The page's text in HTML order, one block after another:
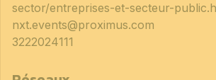
sector/entreprises-et-secteur-
nxt.events@proximus.com
3222024111